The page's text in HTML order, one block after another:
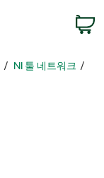
NI 툴 네트워크